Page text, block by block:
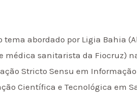
tema abordado por Ligia Bahia
médica sanitarista da Fiocruz)
Stricto Sensu em
Científica e Tecnológica em